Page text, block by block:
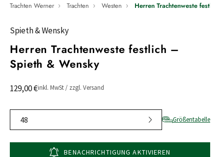
Trachten Werner Trachten Westen Herren Trachtenweste festlich
Spieth & Wensky
Herren Trachtenweste festlich –
Spieth & Wensky
129,00 €inkl. MwSt / zzgl. Versand
Größentabelle
48
BENACHRICHTIGUNG AKTIVIEREN